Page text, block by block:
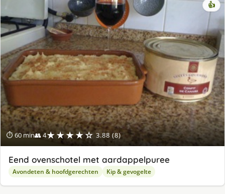
⏱ 60 min👥 4★★★★☆ 3.88 (8)
👍
Eend ovenschotel met aardappelpuree
Avondeten & hoofdgerechten Kip & gevogelte